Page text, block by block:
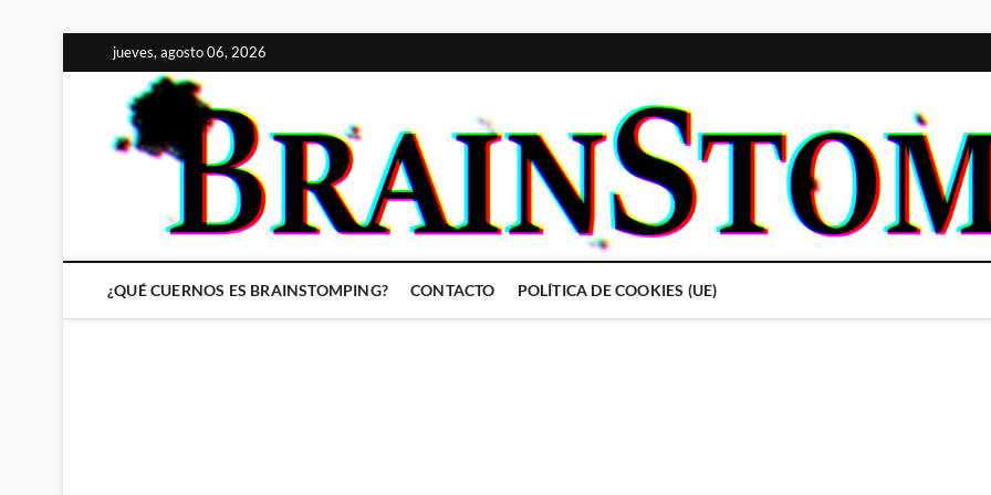
al
contenido
jueves, agosto 06, 2026
¿QUÉ CUERNOS ES BRAINSTOMPING? CONTACTO POLÍTICA DE COOKIES (UE)